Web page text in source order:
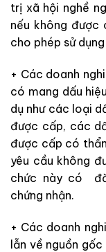
trị xã hội nghề
nếu không
cho phép sử
+ Các doanh
có mang dấu
dụ như các loại
được cấp, các
được cấp có
yêu cầu không
chức này có
chứng nhận.
+ Các doanh
lẫn về nguồn